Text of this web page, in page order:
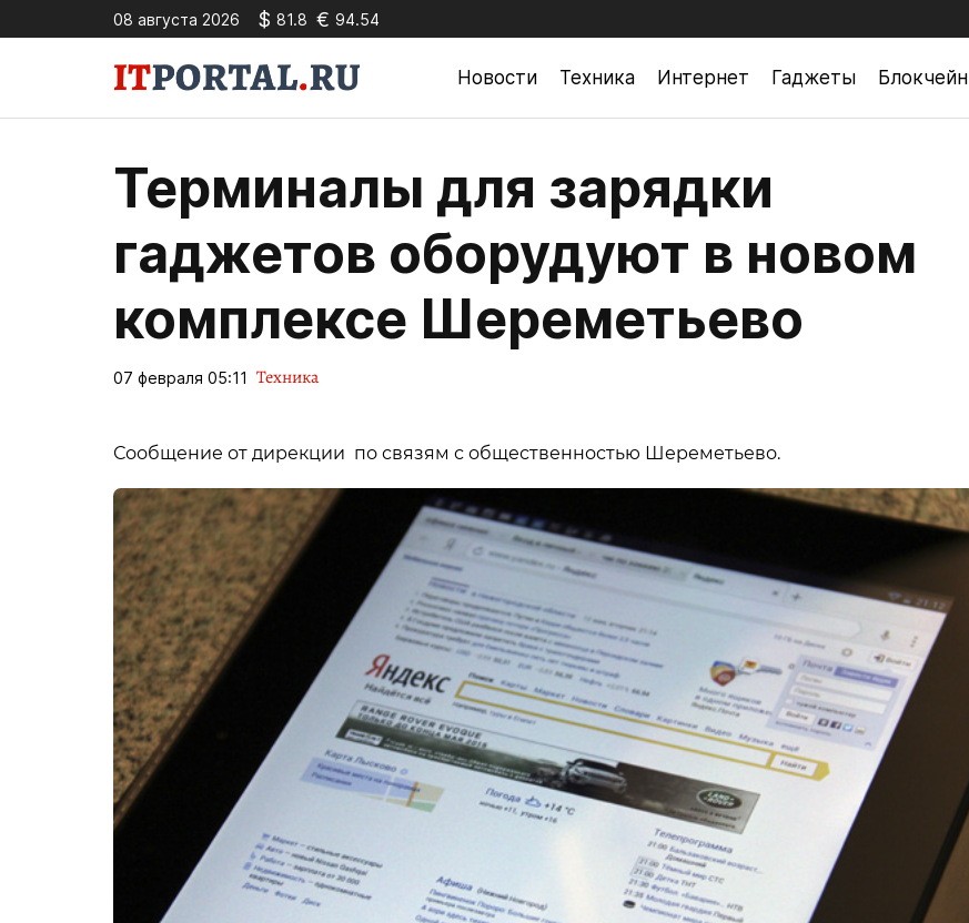
08 августа 2026 $ 81.8 € 94.54
Новости Техника Интернет Гаджеты Блокчейн
Терминалы для зарядки
гаджетов оборудуют в новом
комплексе Шереметьево
07 февраля 05:11 Техника
Сообщение от дирекции по связям с общественностью Шереметьево.